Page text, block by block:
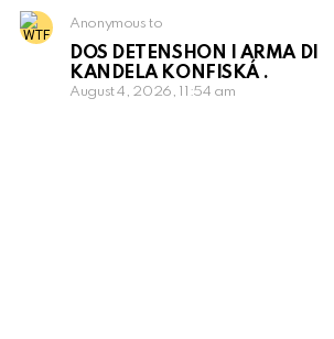
Anonymous to
DOS DETENSHON I ARMA DI
KANDELA KONFISKÁ .
August 4, 2026, 11:54 am